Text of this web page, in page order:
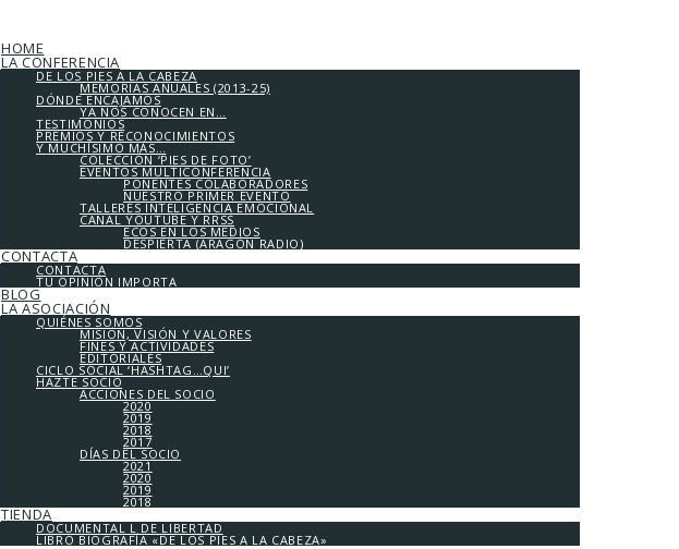
HOME
LA CONFERENCIA
DE LOS PIES A LA CABEZA
MEMORIAS ANUALES (2013-25)
DÓNDE ENCAJAMOS
YA NOS CONOCEN EN…
TESTIMONIOS
PREMIOS Y RECONOCIMIENTOS
Y MUCHÍSIMO MÁS…
COLECCIÓN ‘PIES DE FOTO’
EVENTOS MULTICONFERENCIA
PONENTES COLABORADORES
NUESTRO PRIMER EVENTO
TALLERES INTELIGENCIA EMOCIONAL
CANAL YOUTUBE Y RRSS
ECOS EN LOS MEDIOS
DESPIERTA (ARAGÓN RADIO)
CONTACTA
CONTACTA
TU OPINIÓN IMPORTA
BLOG
LA ASOCIACIÓN
QUIÉNES SOMOS
MISIÓN, VISIÓN Y VALORES
FINES Y ACTIVIDADES
EDITORIALES
CICLO SOCIAL ‘HASHTAG…QUI’
HAZTE SOCIO
ACCIONES DEL SOCIO
2020
2019
2018
2017
DÍAS DEL SOCIO
2021
2020
2019
2018
TIENDA
DOCUMENTAL L DE LIBERTAD
LIBRO BIOGRAFÍA «DE LOS PIES A LA CABEZA»